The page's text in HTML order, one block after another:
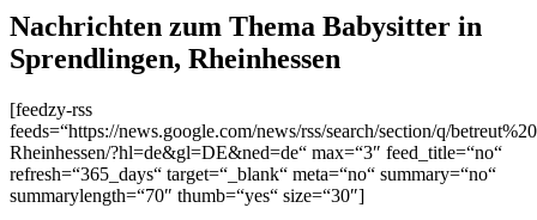
Nachrichten zum Thema Babysitter in
Sprendlingen, Rheinhessen
[feedzy-rss
feeds=“https://news.google.com/news/rss/search/section/q/
Rheinhessen/?hl=de&gl=DE&ned=de“ max=“3″ feed_title=“no“
refresh=“365_days“ target=“_blank“ meta=“no“ summary=“no“
summarylength=“70″ thumb=“yes“ size=“30″]